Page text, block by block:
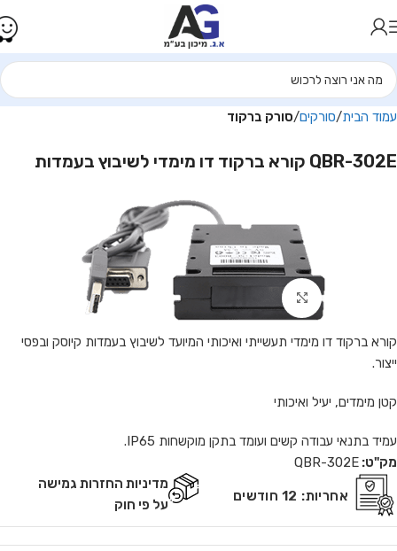
עמוד הבית סורקים סורק ברקוד
QBR-302E קורא ברקוד דו מימדי לשיבוץ בעמדות
Click to enlarge
קורא ברקוד דו מימדי תעשייתי ואיכותי המיועד לשיבוץ בעמדות קיוסק ובפסי
ייצור.
קטן מימדים, יעיל ואיכותי
עמיד בתנאי עבודה קשים ועומד בתקן מוקשחות IP65.
מק"ט: QBR-302E
אחריות: 12 חודשים
מדיניות החזרות גמישה
על פי חוק